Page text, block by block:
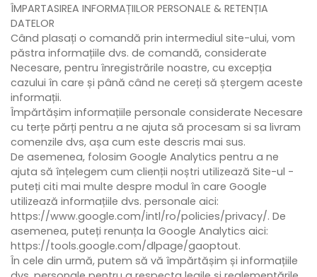
ÎMPARTASIREA INFORMAȚIILOR PERSONALE & RETENȚIA
DATELOR
Când plasați o comandă prin intermediul site-ului, vom
păstra informațiile dvs. de comandă, considerate
Necesare, pentru înregistrările noastre, cu excepția
cazului în care și până când ne cereți să ștergem aceste
informații.
Împărtășim informațiile personale considerate Necesare
cu terțe părți pentru a ne ajuta să procesam si sa livram
comenzile dvs, așa cum este descris mai sus.
De asemenea, folosim Google Analytics pentru a ne
ajuta să înțelegem cum clienții noștri utilizează Site-ul -
puteți citi mai multe despre modul în care Google
utilizează informațiile dvs. personale aici:
https://www.google.com/intl/ro/policies/privacy/. De
asemenea, puteți renunța la Google Analytics aici:
https://tools.google.com/dlpage/gaoptout.
În cele din urmă, putem să vă împărtășim și informațiile